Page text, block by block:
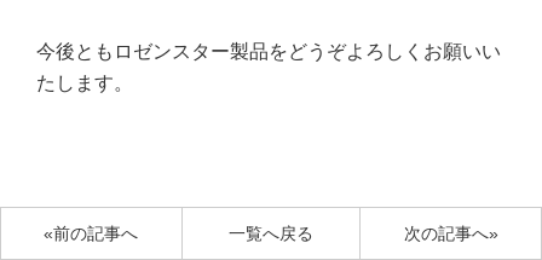
今後ともロゼンスター製品をどうぞよろしくお願いい
たします。
«前の記事へ 次の記事へ»
一覧へ戻る